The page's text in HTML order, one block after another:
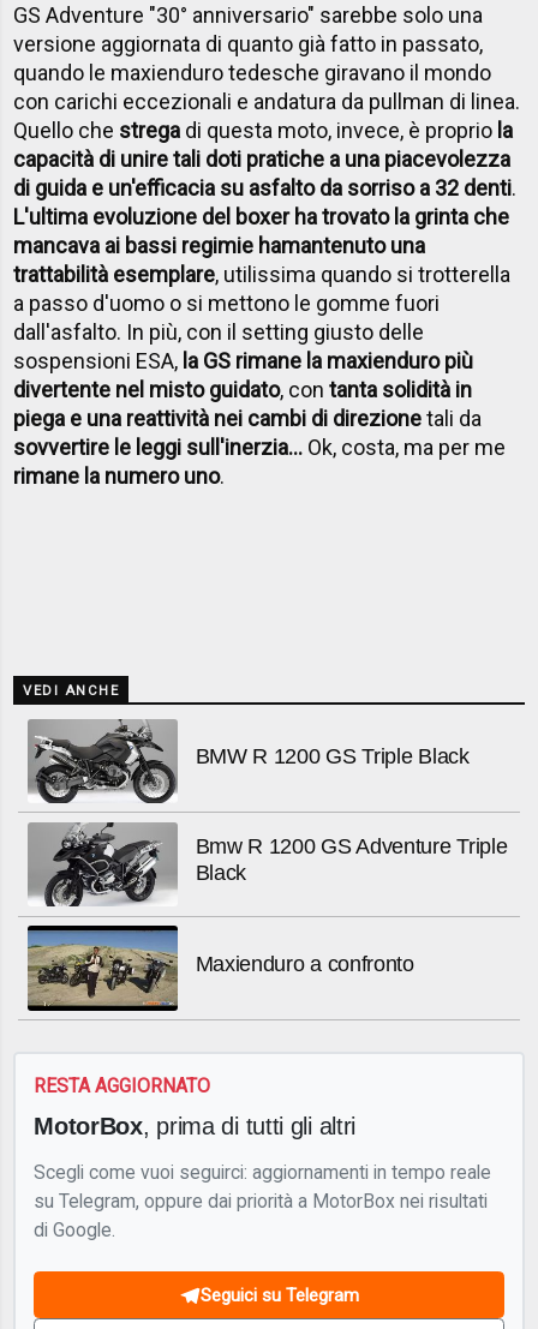
GS Adventure "30° anniversario" sarebbe solo una
versione aggiornata di quanto già fatto in passato,
quando le maxienduro tedesche giravano il mondo
con carichi eccezionali e andatura da pullman di linea.
Quello che strega di questa moto, invece, è proprio la
capacità di unire tali doti pratiche a una piacevolezza
di guida e un'efficacia su asfalto da sorriso a 32 denti.
L'ultima evoluzione del boxer ha trovato la grinta che
mancava ai bassi regimie hamantenuto una
trattabilità esemplare, utilissima quando si trotterella
a passo d'uomo o si mettono le gomme fuori
dall'asfalto. In più, con il setting giusto delle
sospensioni ESA, la GS rimane la maxienduro più
divertente nel misto guidato, contanta solidità in
piega e una reattività nei cambi di direzionetali da
sovvertire le leggi sull'inerzia… Ok, costa, ma per me
rimane la numero uno.
VEDI ANCHE
BMW R 1200 GS Triple Black
Bmw R 1200 GS Adventure Triple
Black
Maxienduro a confronto
RESTA AGGIORNATO
MotorBox, prima di tutti gli altri
Scegli come vuoi seguirci: aggiornamenti in tempo reale
su Telegram, oppure dai priorità a MotorBox nei risultati
di Google.
Seguici su Telegram